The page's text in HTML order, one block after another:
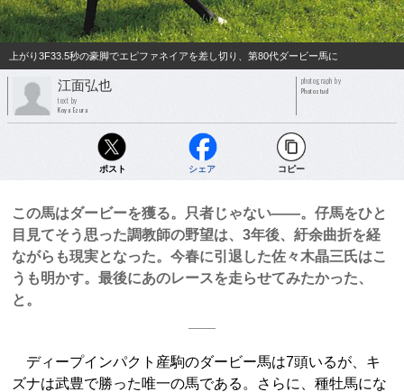
上がり3F33.5秒の豪脚でエピファネイアを差し切り、第80代ダービー馬に
江面弘也
text by
Koya Ezura
photograph by
Photostud
ポスト シェア コピー
この馬はダービーを獲る。只者じゃない――。仔馬をひと
目見てそう思った調教師の野望は、3年後、紆余曲折を経
ながらも現実となった。今春に引退した佐々木晶三氏はこ
うも明かす。最後にあのレースを走らせてみたかった、
と。
ディープインパクト産駒のダービー馬は7頭いるが、キ
ズナは武豊で勝った唯一の馬である。さらに、種牡馬にな